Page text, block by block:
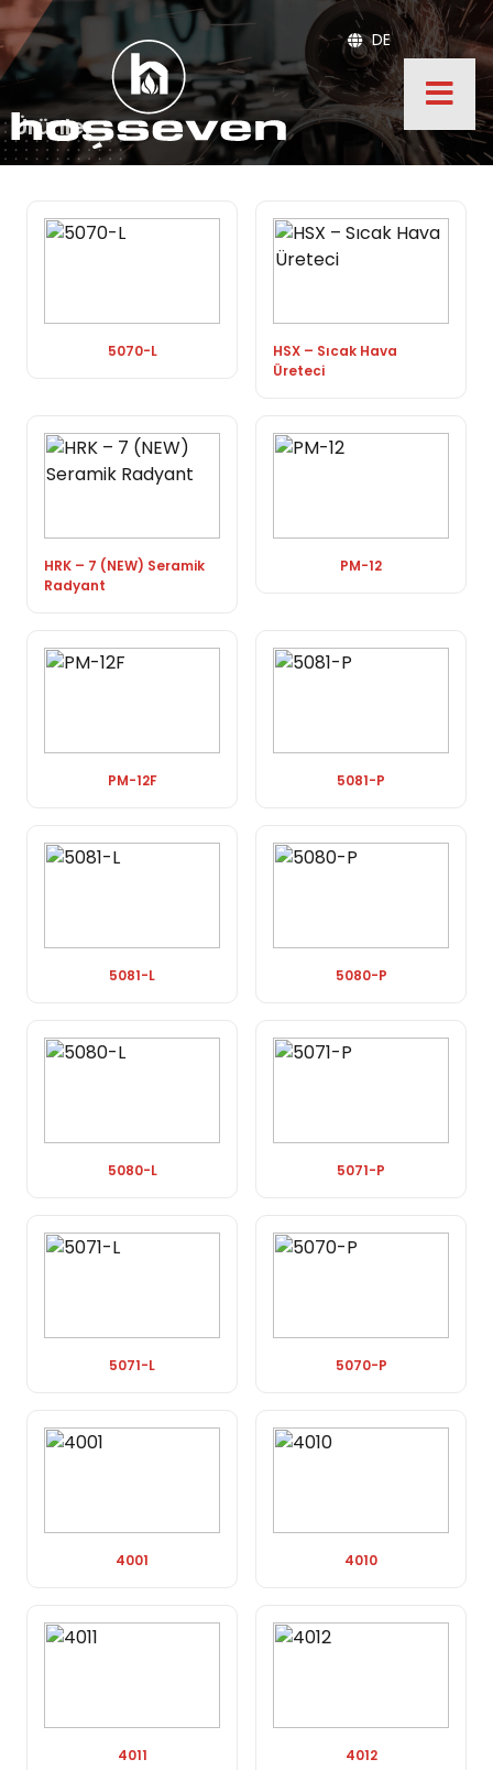
DE
Ürünler
5070-L
HSX – Sıcak Hava
Üreteci
HRK – 7 (NEW) Seramik
Radyant
PM-12
PM-12F 5081-P
5081-L 5080-P
5080-L 5071-P
5071-L 5070-P
4001 4010
4011 4012